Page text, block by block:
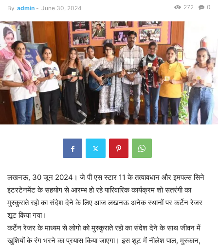
By admin - June 30, 2024 0
272
लखनऊ, 30 जून 2024। जे पी एस स्टार 11 के तत्वावधान और इमपल्स सिने
इंटरटेनमेंट के सहयोग से आरम्भ हो रहे पारिवारिक कार्यक्रम शो सतरंगी का
मुस्कुराते रहो का संदेश देने के लिए आज लखनऊ अनेक स्थानों पर कर्टेन रेजर
शूट किया गया।
कर्टेन रेजर के माध्यम से लोगो को मुस्कुराते रहो का संदेश देने के साथ जीवन में
खुशियों के रंग भरने का प्रयास किया जाएगा। इस शूट में नीलेश पाल, मुस्कान,